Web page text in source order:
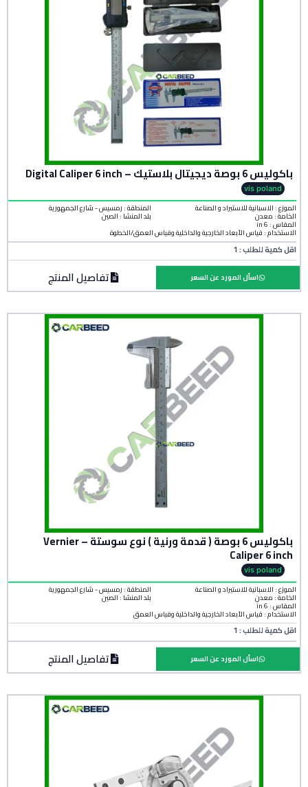
باكوليس 6 بوصة ديجيتال بلاستيك – Digital Caliper 6 inch
vis poland
الموزع : الاسبانية للاستيراد و الصناعة
الخامة : معدن
المنطقة : رمسيس - شارع الجمهورية
بلد المنشأ :الصين
المقاس : 6 in
الاستخدام : قياس الأبعاد الخارجية والداخلية وقياس العمق/الخطوة
اقل كمية للطلب : 1
تفاصيل المنتج اسأل المورد عن السعر
باكوليس 6 بوصة ( قدمة ورنية ) نوع سوستة – Vernier
Caliper 6 inch
vis poland
الموزع : الاسبانية للاستيراد و الصناعة
الخامة : معدن
المنطقة : رمسيس - شارع الجمهورية
بلد المنشأ :الصين
المقاس : 6 in
الاستخدام : قياس الأبعاد الخارجية والداخلية وقياس العمق
اقل كمية للطلب : 1
تفاصيل المنتج اسأل المورد عن السعر